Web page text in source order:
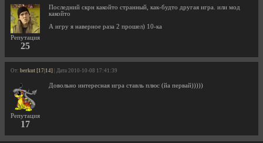
Репутация
25
Последний скрн какойто странный, как-будто другая игра. или мод
какойто
А игру я наверное раза 2 прошел) 10-ка
От: berkut [17|14] | Дата 2010-10-08 17:41:39
Репутация
17
Довольно интересная игра ставль плюс (йа первай)))))